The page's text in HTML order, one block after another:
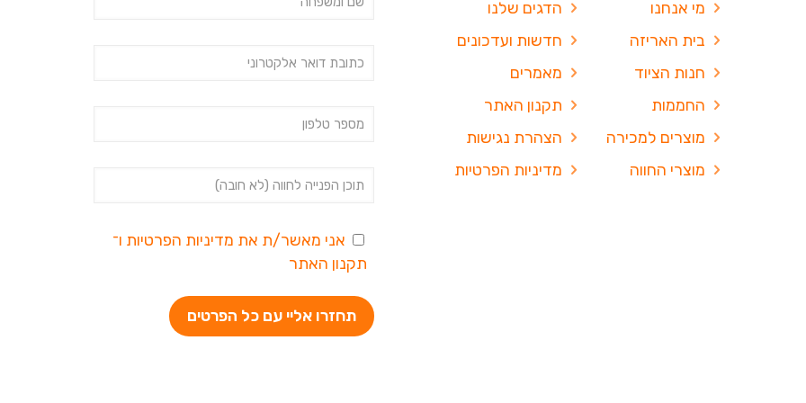
הדגים שלנו
חדשות ועדכונים
מאמרים
תקנון האתר
הצהרת נגישות
מדיניות הפרטיות
מי אנחנו
בית האריזה
חנות הציוד
החממות
מוצרים למכירה
מוצרי החווה
אני מאשר/ת את מדיניות הפרטיות ו־
תקנון האתר